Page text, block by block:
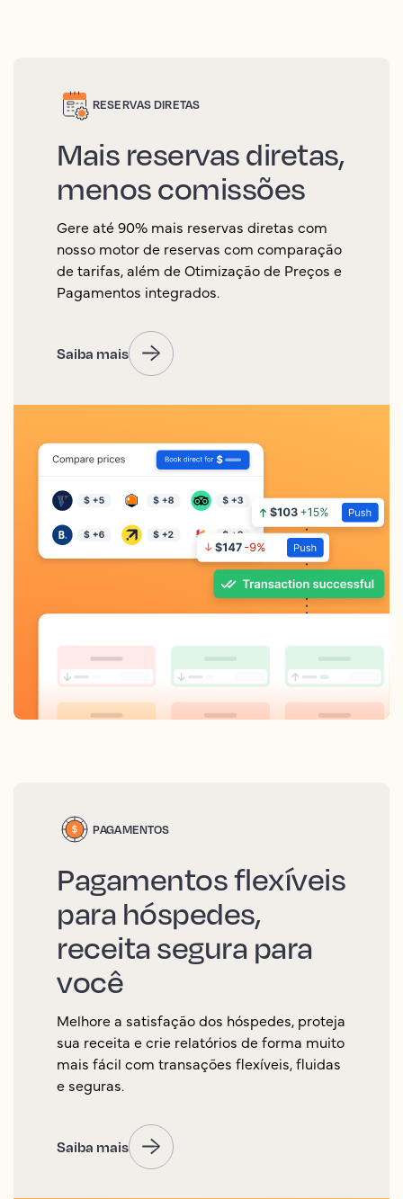
RESERVAS DIRETAS
Mais reservas diretas,
menos comissões
Gere até 90% mais reservas diretas com
nosso motor de reservas com comparação
de tarifas, além de Otimização de Preços e
Pagamentos integrados.
Saiba mais
PAGAMENTOS
Pagamentos flexíveis
para hóspedes,
receita segura para
você
Melhore a satisfação dos hóspedes, proteja
sua receita e crie relatórios de forma muito
mais fácil com transações flexíveis, fluidas
e seguras.
Saiba mais